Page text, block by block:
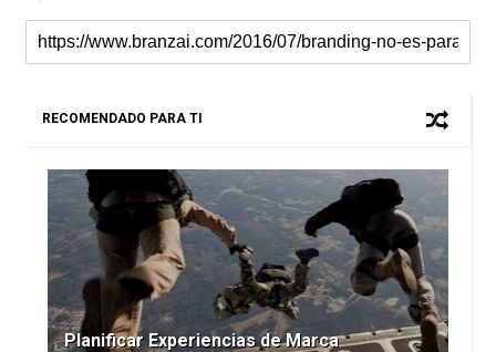
RECOMENDADO PARA TI
Planificar Experiencias de Marca